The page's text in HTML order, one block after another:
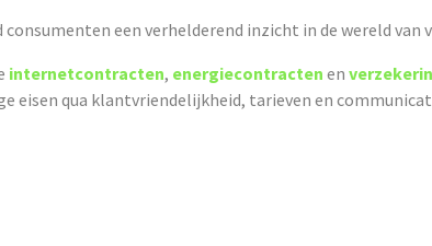
een verhelderend inzicht in de wereld van
internetcontracten, energiecontracten en
eisen qua klantvriendelijkheid, tarieven en